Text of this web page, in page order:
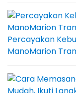
Percayakan
ManoMarion